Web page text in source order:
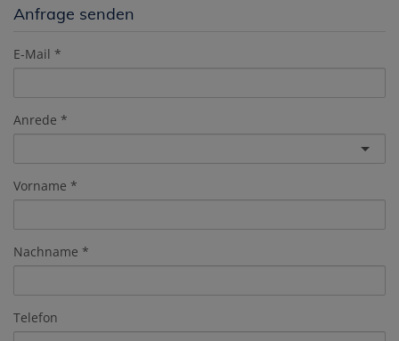
Anfrage senden
E-Mail
Anrede
Vorname
Nachname
Telefon